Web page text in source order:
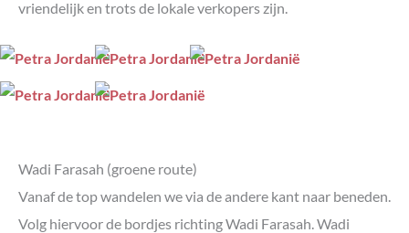
vriendelijk en trots de lokale verkopers zijn.
Wadi Farasah (groene route)
Vanaf de top wandelen we via de andere kant naar beneden.
Volg hiervoor de bordjes richting Wadi Farasah. Wadi